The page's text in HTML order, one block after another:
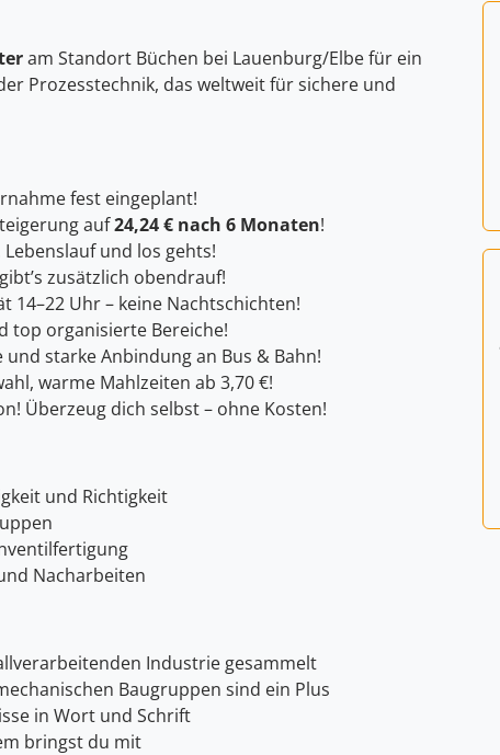
am Standort Büchen bei Lauenburg/Elbe für ein
Prozesstechnik, das weltweit für sichere und
fest eingeplant!
auf24,24 € nach 6 Monaten!
und los gehts!
zusätzlich obendrauf!
14–22 Uhr – keine Nachtschichten!
top organisierte Bereiche!
starke Anbindung an Bus & Bahn!
warme Mahlzeiten ab 3,70 €!
Überzeug dich selbst – ohne Kosten!
und Richtigkeit
Nacharbeiten
Industrie gesammelt
Baugruppen sind ein Plus
in Wort und Schrift
bringst du mit